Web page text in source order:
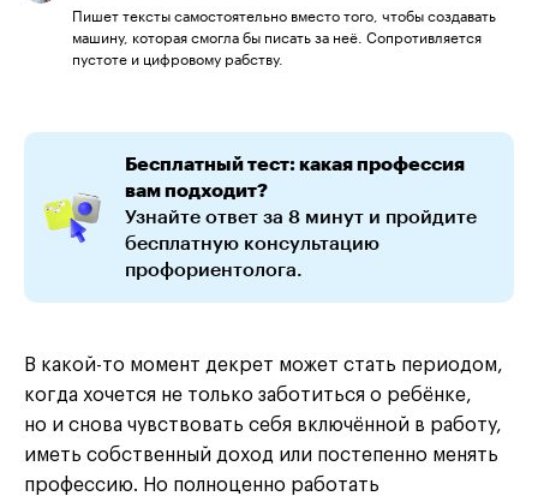
Пишет тексты самостоятельно вместо того, чтобы создавать
машину, которая смогла бы писать за неё. Сопротивляется
пустоте и цифровому рабству.
Бесплатный тест: какая профессия
вам подходит?
Узнайте ответ за 8 минут и пройдите
бесплатную консультацию
профориентолога.
В какой-то момент декрет может стать периодом,
когда хочется не только заботиться о ребёнке,
но и снова чувствовать себя включённой в работу,
иметь собственный доход или постепенно менять
профессию. Но полноценно работать